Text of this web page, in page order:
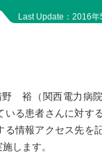
Last Update：2016年
裕（関西電力病
る患者さんに対す
る情報アクセス先を
します。